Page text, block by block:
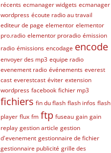
récents ecmanager widgets ecmanager
wordpress écoute radio au travail
editeur de page elementor elementor
pro.radio elementor proradio émission
radio émissions encodage encode
envoyer des mp3 equipe radio
evenement radio événements everest
cast everestcast éviter extension
wordpress facebook fichier mp3
fichiers fin du flash flash infos flash
player flux fm ftp fuseau gain gain
replay gestion article gestion
d'evenement gestionnaire de fichier
gestionnaire publicité grille des